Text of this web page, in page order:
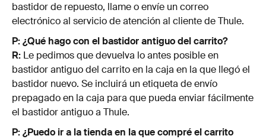
bastidor de repuesto, llame o envíe un correo
electrónico al servicio de atención al cliente de Thule.
P: ¿Qué hago con el bastidor antiguo del carrito?
R: Le pedimos que devuelva lo antes posible en
bastidor antiguo del carrito en la caja en la que llegó el
bastidor nuevo. Se incluirá un etiqueta de envío
prepagado en la caja para que pueda enviar fácilmente
el bastidor antiguo a Thule.
P: ¿Puedo ir a la tienda en la que compré el carrito